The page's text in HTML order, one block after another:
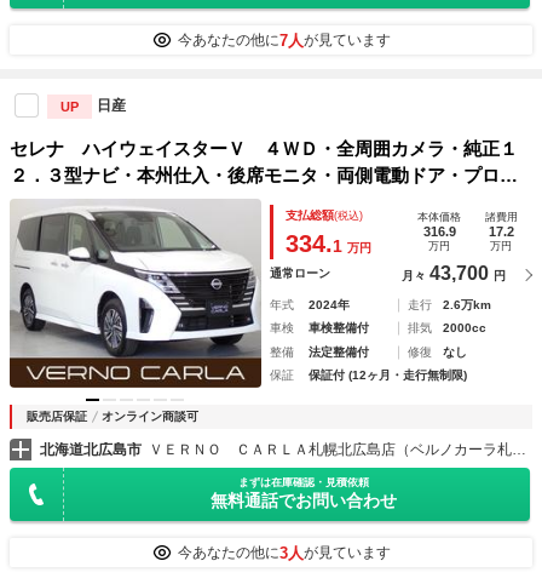
今あなたの他に7人が見ています
UP 日産
セレナ ハイウェイスターＶ ４ＷＤ・全周囲カメラ・純正１
２．３型ナビ・本州仕入・後席モニタ・両側電動ドア・プロパ
イ・Ｄミラー・前後ドラレコ・ＬＥＤ・ＢＳＭ・ＣａｒＰｌａ
ｙ・シート＆ステアリングＨ・ワイヤレス充電・純正ＡＷ・Ｅ
ＴＣ
支払総額(税込)
334.1 万円
本体価格
316.9
万円
諸費用
17.2
万円
通常ローン 月々 43,700 円
年式 2024年 走行
2.6万km
車検
車検整備付 排気
2000cc
整備
法定整備付 修復
なし
保証
保証付 (12ヶ月・走行無制限)
販売店保証 オンライン商談可
北海道北広島市 ＶＥＲＮＯ ＣＡＲＬＡ札幌北広島店（ベルノカーラ札幌北広島店）
まずは在庫確認・見積依頼
無料通話でお問い合わせ
今あなたの他に3人が見ています